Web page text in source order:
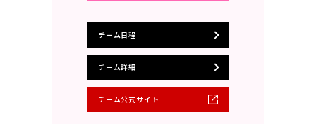
チーム日程
チーム詳細
チーム公式サイト